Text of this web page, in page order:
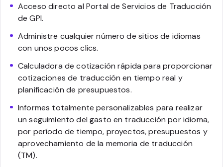
Acceso directo al Portal de Servicios de Traducción
de GPI.
Administre cualquier número de sitios de idiomas
con unos pocos clics.
Calculadora de cotización rápida para proporcionar
cotizaciones de traducción en tiempo real y
planificación de presupuestos.
Informes totalmente personalizables para realizar
un seguimiento del gasto en traducción por idioma,
por período de tiempo, proyectos, presupuestos y
aprovechamiento de la memoria de traducción
(TM).